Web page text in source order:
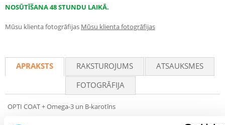
NOSŪTĪŠANA 48 STUNDU LAIKĀ.
Mūsu klienta fotogrāfijas Mūsu klienta fotogrāfijas
APRAKSTS RAKSTUROJUMS
ATSAUKSMES
FOTOGRĀFIJA
OPTI COAT + Omega-3 un B-karotīns